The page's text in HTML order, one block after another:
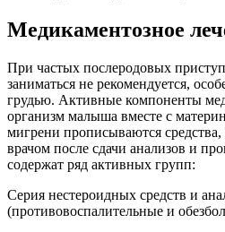
Медикаментозное
При частых послеродовых
заниматься не рекомендуется,
грудью. Активные компоненты
организм малыша вместе с
мигрени прописываются
врачом после сдачи анализов и
содержат ряд активных групп:
Серия нестероидных средств и
(противовоспалительные и